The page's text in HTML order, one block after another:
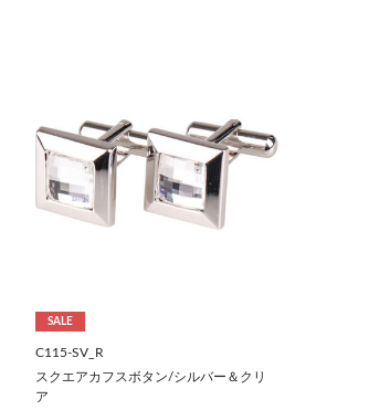
SALE
C115-SV_R
スクエアカフスボタン/シルバー＆クリ
ア